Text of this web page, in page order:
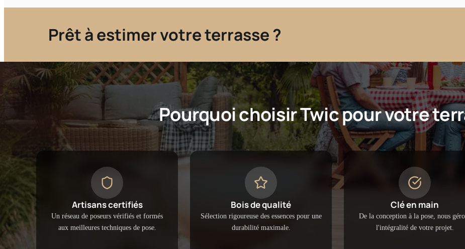
Prêt à estimer votre terrasse ?
Pourquoi choisir Twic pour votre
Artisans certifiés
Un réseau de poseurs vérifiés et formés
aux meilleures techniques de pose.
Bois de qualité
Sélection rigoureuse des essences pour une
durabilité maximale.
Clé en main
De la conception à la pose, nous
l'intégralité de votre projet.